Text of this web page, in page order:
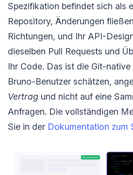
Spezifikation befindet sich als
Repository, Änderungen
Richtungen, und Ihr API-
dieselben Pull Requests und
Ihr Code. Das ist die Git-
Bruno-Benutzer schätzen,
Vertrag und nicht auf eine
Anfragen. Die vollständigen
Sie in der Dokumentation zum